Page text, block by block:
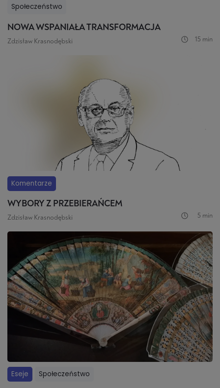
Społeczeństwo
NOWA WSPANIAŁA TRANSFORMACJA
Zdzisław Krasnodębski 15 min
Komentarze
WYBORY Z PRZEBIERAŃCEM
Zdzisław Krasnodębski 5 min
Eseje Społeczeństwo